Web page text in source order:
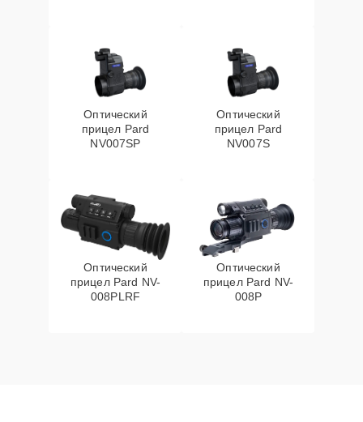
Оптический
прицел Pard
NV007SP
Оптический
прицел Pard
NV007S
Оптический
прицел Pard NV-
008PLRF
Оптический
прицел Pard NV-
008P